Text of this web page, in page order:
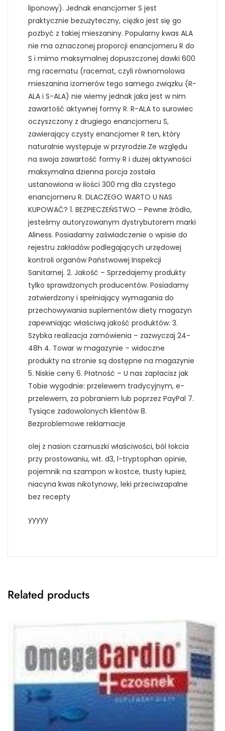
liponowy). Jednak enancjomer S jest
praktycznie bezużyteczny, ciężko jest się go
pozbyć z takiej mieszaniny. Popularny kwas ALA
nie ma oznaczonej proporcji enancjomeru R do
S i mimo maksymalnej dopuszczonej dawki 600
mg racematu (racemat, czyli równomolowa
mieszanina izomerów tego samego związku (R-
ALA i S-ALA) nie wiemy jednak jaka jest w nim
zawartość aktywnej formy R. R-ALA to surowiec
oczyszczony z drugiego enancjomeru S,
zawierający czysty enancjomer R ten, który
naturalnie występuje w przyrodzie.Ze względu
na swoja zawartość formy R i dużej aktywności
maksymalna dzienna porcja została
ustanowiona w ilości 300 mg dla czystego
enancjomeru R. DLACZEGO WARTO U NAS
KUPOWAĆ? 1. BEZPIECZEŃSTWO – Pewne źródło,
jesteśmy autoryzowanym dystrybutorem marki
Aliness. Posiadamy zaświadczenie o wpisie do
rejestru zakładów podlegających urzędowej
kontroli organów Państwowej Inspekcji
Sanitarnej. 2. Jakość – Sprzedajemy produkty
tylko sprawdzonych producentów. Posiadamy
zatwierdzony i spełniający wymagania do
przechowywania suplementów diety magazyn
zapewniając właściwą jakość produktów. 3.
Szybka realizacja zamówienia – zazwyczaj 24-
48h 4. Towar w magazynie – widoczne
produkty na stronie są dostępne na magazynie
5. Niskie ceny 6. Płatność – U nas zapłacisz jak
Tobie wygodnie: przelewem tradycyjnym, e-
przelewem, za pobraniem lub poprzez PayPal 7.
Tysiące zadowolonych klientów 8.
Bezproblemowe reklamacje
olej z nasion czarnuszki właściwości, ból łokcia
przy prostowaniu, wit. d3, l-tryptophan opinie,
pojemnik na szampon w kostce, tłusty łupież,
niacyna kwas nikotynowy, leki przeciwzapalne
bez recepty
yyyyy
Related products